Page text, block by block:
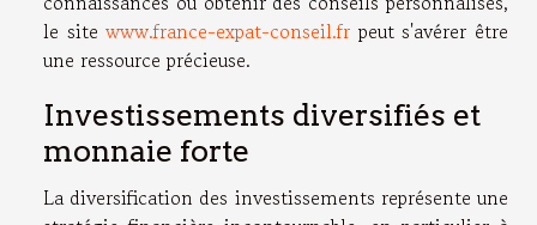
le sitewww.france-expat-conseil.fr peut s'avérer être
une ressource précieuse.
Investissements diversifiés et
monnaie forte
La diversification des investissements représente une